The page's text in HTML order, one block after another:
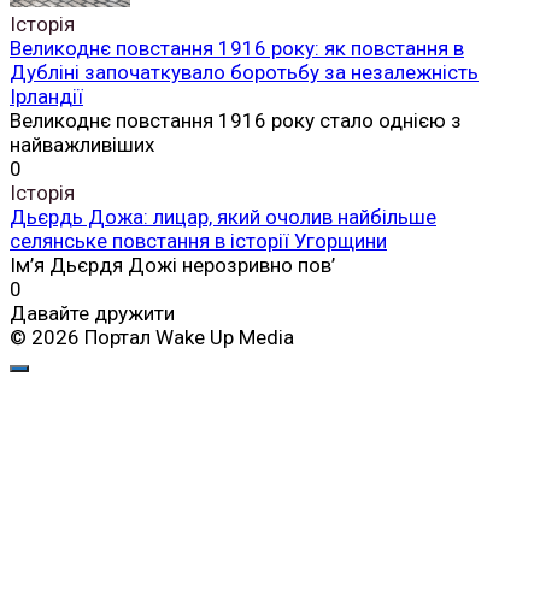
Історія
Великоднє повстання 1916 року: як повстання в
Дубліні започаткувало боротьбу за незалежність
Ірландії
Великоднє повстання 1916 року стало однією з
найважливіших
0
Історія
Дьєрдь Дожа: лицар, який очолив найбільше
селянське повстання в історії Угорщини
Ім’я Дьєрдя Дожі нерозривно пов’
0
Давайте дружити
© 2026 Портал Wake Up Media